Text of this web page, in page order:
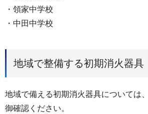
・領家中学校
・中田中学校
地域で整備する初期消火器具
地域で備える初期消火器具については、
御確認ください。